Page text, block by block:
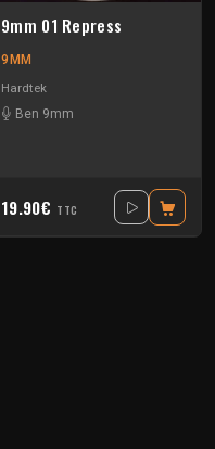
9mm 01 Repress
9MM
Hardtek
Ben 9mm
19.90€ TTC